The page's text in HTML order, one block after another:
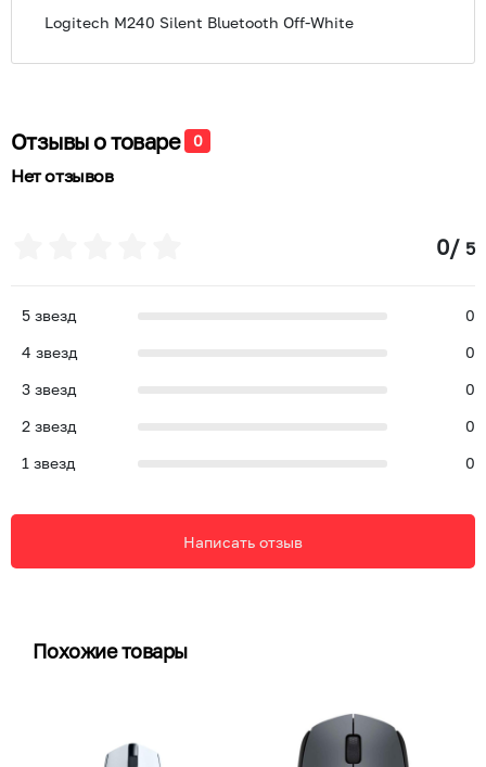
Logitech M240 Silent Bluetooth Off-White
Отзывы о товаре 0
Нет отзывов
0/ 5
5 звезд
0
4 звезд
0
3 звезд
0
2 звезд
0
1 звезд 0
Написать отзыв
Похожие товары